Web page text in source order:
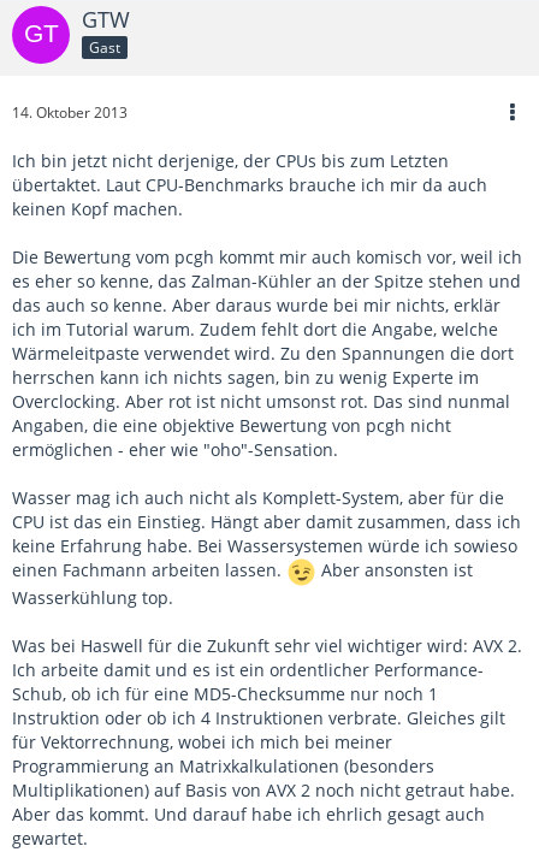
GTW
Gast
14. Oktober 2013
Ich bin jetzt nicht derjenige, der CPUs bis zum Letzten
übertaktet. Laut CPU-Benchmarks brauche ich mir da auch
keinen Kopf machen.
Die Bewertung vom pcgh kommt mir auch komisch vor, weil ich
es eher so kenne, das Zalman-Kühler an der Spitze stehen und
das auch so kenne. Aber daraus wurde bei mir nichts, erklär
ich im Tutorial warum. Zudem fehlt dort die Angabe, welche
Wärmeleitpaste verwendet wird. Zu den Spannungen die dort
herrschen kann ich nichts sagen, bin zu wenig Experte im
Overclocking. Aber rot ist nicht umsonst rot. Das sind nunmal
Angaben, die eine objektive Bewertung von pcgh nicht
ermöglichen - eher wie "oho"-Sensation.
Wasser mag ich auch nicht als Komplett-System, aber für die
CPU ist das ein Einstieg. Hängt aber damit zusammen, dass ich
keine Erfahrung habe. Bei Wassersystemen würde ich sowieso
einen Fachmann arbeiten lassen.
Aber ansonsten ist
Wasserkühlung top.
Was bei Haswell für die Zukunft sehr viel wichtiger wird: AVX 2.
Ich arbeite damit und es ist ein ordentlicher Performance-
Schub, ob ich für eine MD5-Checksumme nur noch 1
Instruktion oder ob ich 4 Instruktionen verbrate. Gleiches gilt
für Vektorrechnung, wobei ich mich bei meiner
Programmierung an Matrixkalkulationen (besonders
Multiplikationen) auf Basis von AVX 2 noch nicht getraut habe.
Aber das kommt. Und darauf habe ich ehrlich gesagt auch
gewartet.